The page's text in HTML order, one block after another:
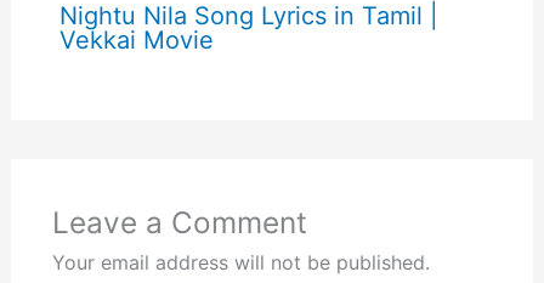
Nightu Nila Song Lyrics in Tamil |
Vekkai Movie
Leave a Comment
Your email address will not be published.